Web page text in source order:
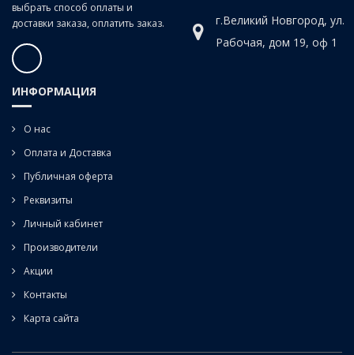
выбрать способ оплаты и
доставки заказа, оплатить заказ.
г.Великий Новгород, ул.
Рабочая, дом 19, оф 1
ИНФОРМАЦИЯ
О нас
Оплата и Доставка
Публичная оферта
Реквизиты
Личный кабинет
Производители
Акции
Контакты
Карта сайта